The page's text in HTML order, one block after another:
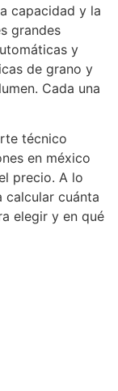
capacidad y la
grandes
y
de grano y
Cada una
técnico
en méxico
precio. A lo
calcular cuánta
elegir y en qué